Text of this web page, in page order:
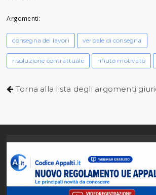
Argomenti:
consegna dei lavori verbale di consegna
risoluzione contrattuale rifiuto motivato
Torna alla lista degli argomenti